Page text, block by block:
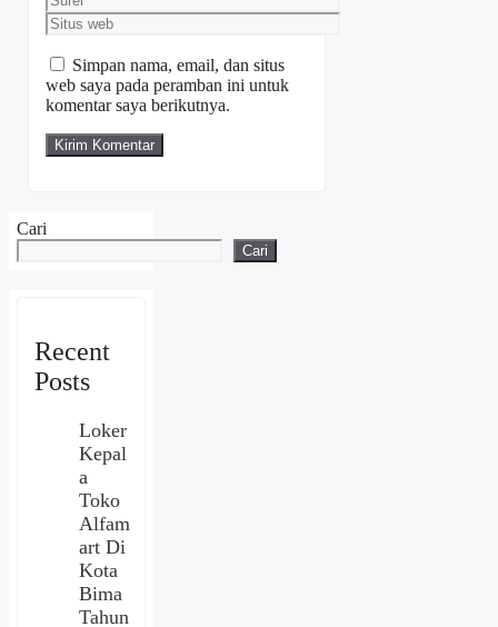
Situs
web
Simpan nama, email, dan situs
web saya pada peramban ini untuk
komentar saya berikutnya.
Cari
Cari
Recent
Posts
Loker
Kepal
a
Toko
Alfam
art Di
Kota
Bima
Tahun